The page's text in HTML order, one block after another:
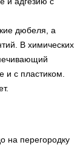
дюбеля, а
В химических
и с пластиком.
на перегородку